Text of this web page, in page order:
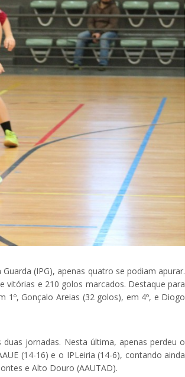
(IPG), apenas quatro se podiam apurar.
e 210 golos marcados. Destaque para
Gonçalo Areias (32 golos), em 4º, e Diogo
jornadas. Nesta última, apenas perdeu o
(14-16) e o IPLeiria (14-6), contando ainda
e Alto Douro (AAUTAD).